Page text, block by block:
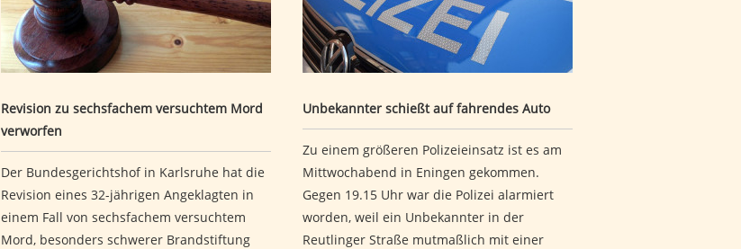
Revision zu sechsfachem versuchtem Mord
verworfen
Der Bundesgerichtshof in Karlsruhe hat die
Revision eines 32-jährigen Angeklagten in
einem Fall von sechsfachem versuchtem
Mord, besonders schwerer Brandstiftung
Unbekannter schießt auf fahrendes Auto
Zu einem größeren Polizeieinsatz ist es am
Mittwochabend in Eningen gekommen.
Gegen 19.15 Uhr war die Polizei alarmiert
worden, weil ein Unbekannter in der
Reutlinger Straße mutmaßlich mit einer